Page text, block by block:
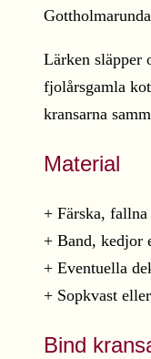
Lärken släpper
fjolårsgamla
kransarna
Material
+ Färska,
+ Band, kedjor
+ Eventuella
+ Sopkvast
Bind